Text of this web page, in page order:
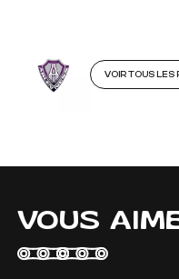
VOIR TOUS LES
VOUS